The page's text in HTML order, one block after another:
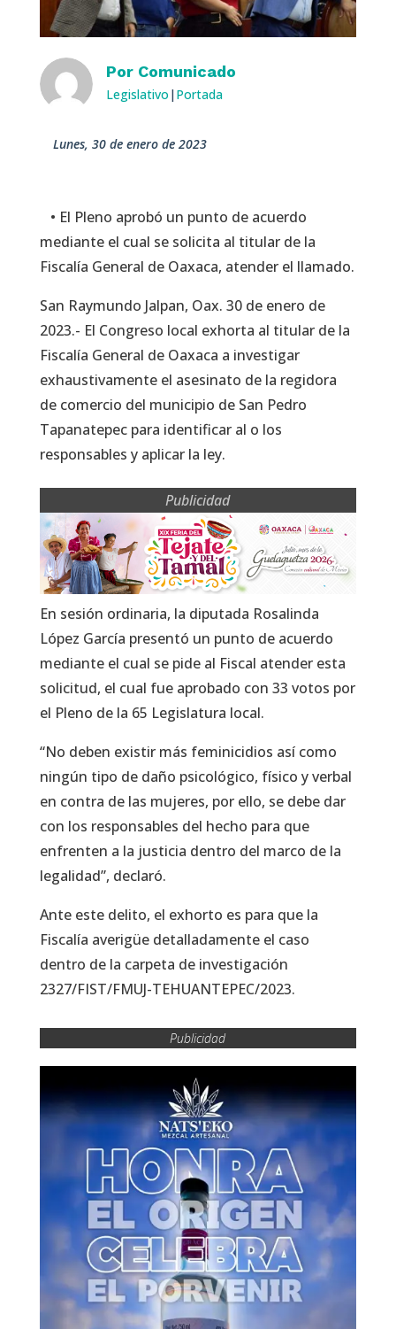
Por Comunicado
Legislativo | Portada
lunes, 30 de enero de 2023
• El Pleno aprobó un punto de acuerdo
mediante el cual se solicita al titular de la
Fiscalía General de Oaxaca, atender el llamado.
San Raymundo Jalpan, Oax. 30 de enero de
2023.- El Congreso local exhorta al titular de la
Fiscalía General de Oaxaca a investigar
exhaustivamente el asesinato de la regidora
de comercio del municipio de San Pedro
Tapanatepec para identificar al o los
responsables y aplicar la ley.
Publicidad
En sesión ordinaria, la diputada Rosalinda
López García presentó un punto de acuerdo
mediante el cual se pide al Fiscal atender esta
solicitud, el cual fue aprobado con 33 votos por
el Pleno de la 65 Legislatura local.
“No deben existir más feminicidios así como
ningún tipo de daño psicológico, físico y verbal
en contra de las mujeres, por ello, se debe dar
con los responsables del hecho para que
enfrenten a la justicia dentro del marco de la
legalidad”, declaró.
Ante este delito, el exhorto es para que la
Fiscalía averigüe detalladamente el caso
dentro de la carpeta de investigación
2327/FIST/FMUJ-TEHUANTEPEC/2023.
Publicidad